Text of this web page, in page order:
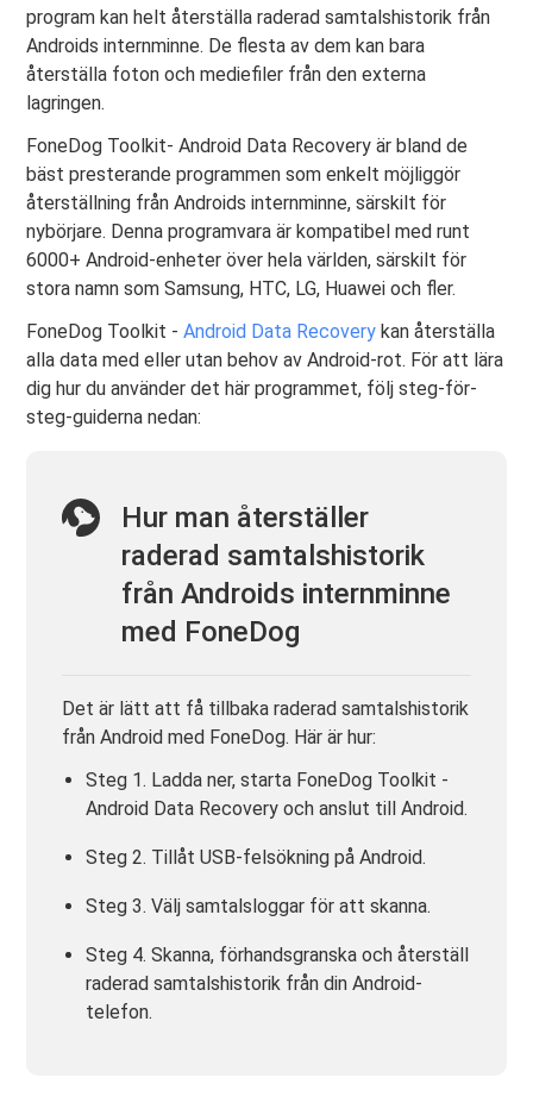
program kan helt återställa raderad samtalshistorik från
Androids internminne. De flesta av dem kan bara
återställa foton och mediefiler från den externa
lagringen.
FoneDog Toolkit- Android Data Recovery är bland de
bäst presterande programmen som enkelt möjliggör
återställning från Androids internminne, särskilt för
nybörjare. Denna programvara är kompatibel med runt
6000+ Android-enheter över hela världen, särskilt för
stora namn som Samsung, HTC, LG, Huawei och fler.
FoneDog Toolkit -Android Data Recovery kan återställa
alla data med eller utan behov av Android-rot. För att lära
dig hur du använder det här programmet, följ steg-för-
steg-guiderna nedan:
Hur man återställer
raderad samtalshistorik
från Androids internminne
med FoneDog
Det är lätt att få tillbaka raderad samtalshistorik
från Android med FoneDog. Här är hur:
Steg 1. Ladda ner, starta FoneDog Toolkit -
Android Data Recovery och anslut till Android.
Steg 2. Tillåt USB-felsökning på Android.
Steg 3. Välj samtalsloggar för att skanna.
Steg 4. Skanna, förhandsgranska och återställ
raderad samtalshistorik från din Android-
telefon.